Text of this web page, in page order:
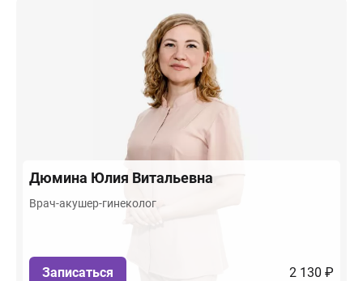
Дюмина Юлия Витальевна
Врач-акушер-гинеколог
Записаться 2 130 ₽